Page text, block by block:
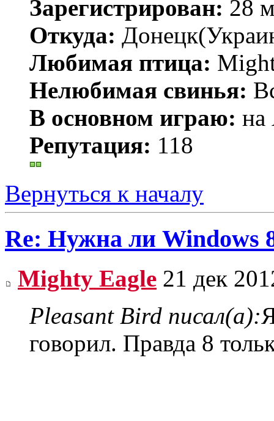
Зарегистрирован: 28
Откуда:
Любимая птица:
Нелюбимая свинья:
В основном играю: на
Репутация: 118
Вернуться к началу
Re: Нужна ли Windows
Mighty Eagle 21 дек
Pleasant Bird писал(а):
говорил. Правда 8